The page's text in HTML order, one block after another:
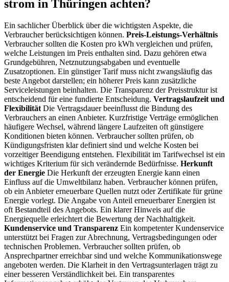
strom in Thüringen achten?
Ein sachlicher Überblick über die wichtigsten Aspekte, die
Verbraucher berücksichtigen können. Preis-Leistungs-Verhältnis
Verbraucher sollten die Kosten pro kWh vergleichen und prüfen,
welche Leistungen im Preis enthalten sind. Dazu gehören etwa
Grundgebühren, Netznutzungsabgaben und eventuelle
Zusatzoptionen. Ein günstiger Tarif muss nicht zwangsläufig das
beste Angebot darstellen; ein höherer Preis kann zusätzliche
Serviceleistungen beinhalten. Die Transparenz der Preisstruktur ist
entscheidend für eine fundierte Entscheidung. Vertragslaufzeit und
Flexibilität Die Vertragsdauer beeinflusst die Bindung des
Verbrauchers an einen Anbieter. Kurzfristige Verträge ermöglichen
häufigere Wechsel, während längere Laufzeiten oft günstigere
Konditionen bieten können. Verbraucher sollten prüfen, ob
Kündigungsfristen klar definiert sind und welche Kosten bei
vorzeitiger Beendigung entstehen. Flexibilität im Tarifwechsel ist ein
wichtiges Kriterium für sich verändernde Bedürfnisse. Herkunft
der Energie Die Herkunft der erzeugten Energie kann einen
Einfluss auf die Umweltbilanz haben. Verbraucher können prüfen,
ob ein Anbieter erneuerbare Quellen nutzt oder Zertifikate für grüne
Energie vorlegt. Die Angabe von Anteil erneuerbarer Energien ist
oft Bestandteil des Angebots. Ein klarer Hinweis auf die
Energiequelle erleichtert die Bewertung der Nachhaltigkeit.
Kundenservice und Transparenz Ein kompetenter Kundenservice
unterstützt bei Fragen zur Abrechnung, Vertragsbedingungen oder
technischen Problemen. Verbraucher sollten prüfen, ob
Ansprechpartner erreichbar sind und welche Kommunikationswege
angeboten werden. Die Klarheit in den Vertragsunterlagen trägt zu
einer besseren Verständlichkeit bei. Ein transparentes